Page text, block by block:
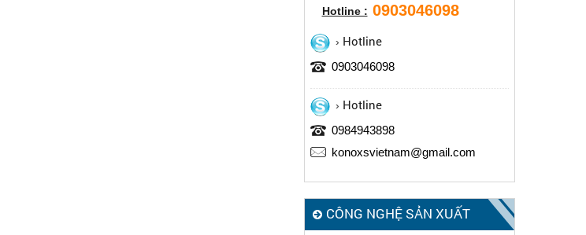
Hotline : 0903046098
Hotline
0903046098
Hotline
0984943898
konoxsvietnam@gmail.com
CÔNG NGHỆ SẢN XUẤT